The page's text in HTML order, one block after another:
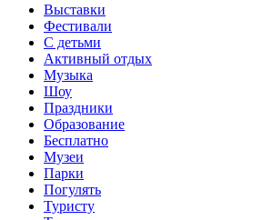
Выставки
Фестивали
С детьми
Активный отдых
Музыка
Шоу
Праздники
Образование
Бесплатно
Музеи
Парки
Погулять
Туристу